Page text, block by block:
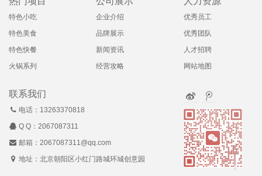
特色小吃
特色美食
特色快餐
火锅系列
企业介绍
品牌展示
新闻资讯
经营攻略
优秀员工
优秀团队
人才招聘
网站地图
联系我们
电话：13263370818
Q Q： 2067087311
邮箱：2067087311@qq.com
地址：北京朝阳区小红门路城环城创意园